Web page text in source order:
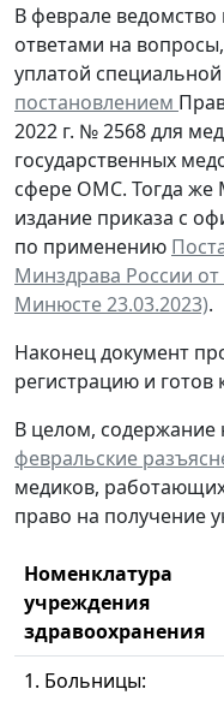
В феврале ведомство
ответами на
уплатой специальной
постановлением
2022 г. № 2568 для
государственных
сфере ОМС. Тогда же
издание приказа с
по применению
Минздрава России от
Минюсте 23.03.2023).
Наконец документ
регистрацию и
В целом, содержание
февральские
медиков,
право на получение
Номенклатура
учреждения
здравоохранения
1. Больницы: